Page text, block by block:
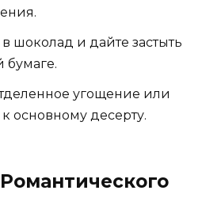
шоколад и дайте застыть
бумаге.
угощение или
основному десерту.